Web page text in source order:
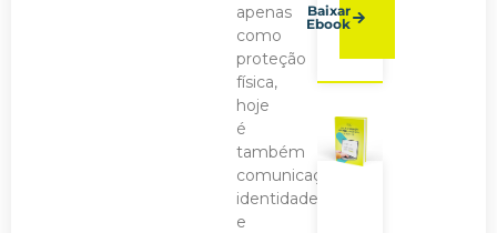
apenas
como
proteção
física,
hoje
é
também
comunicação,
identidade
e
Baixar
Ebook